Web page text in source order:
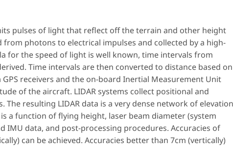
pulses of light that reflect off the terrain and other height
photons to electrical impulses and collected by a high-
for the speed of light is well known, time intervals from
Time intervals are then converted to distance based on
receivers and the on-board Inertial Measurement Unit
of the aircraft. LIDAR systems collect positional and
The resulting LIDAR data is a very dense network of elevation
a function of flying height, laser beam diameter (system
IMU data, and post-processing procedures. Accuracies of
can be achieved. Accuracies better than 7cm (vertically)